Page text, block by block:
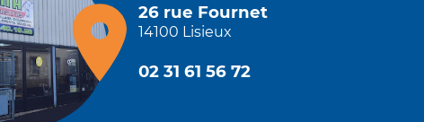
26 rue Fournet
14100 Lisieux
02 31 61 56 72